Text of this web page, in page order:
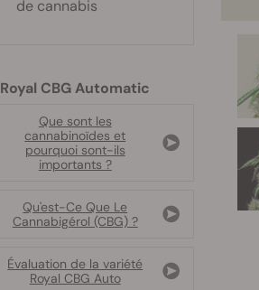
de cannabis
Royal CBG Automatic
Que sont les
cannabinoïdes et
pourquoi sont-ils
importants ?
Qu'est-Ce Que Le
Cannabigérol (CBG) ?
Évaluation de la variété
Royal CBG Auto